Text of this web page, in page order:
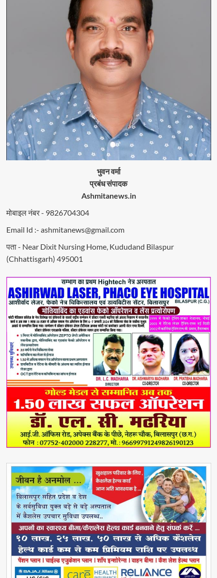
भुवन वर्मा
प्रबंध संपादक
Ashmitanews.in
मोबाइल नंबर - 9826704304
Email Id :- ashmitanews@gmail.com
पता - Near Dixit Nursing Home, Kududand Bilaspur
(Chhattisgarh) 495001